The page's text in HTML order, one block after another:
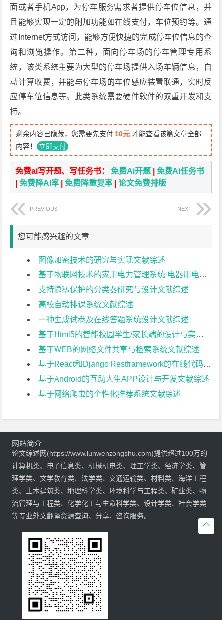
面或者手机App，为停车服务需求者提供停车位信息，并
且能够实现一定的附加功能如在线支付，车位预约等。通
过Internet方式访问，能够方便快捷的完成停车位信息的查
询和浏览操作。第二种，面向停车场的停车管理专用系
统，该类系统主要为大型的停车场提供入场车辆信息，自
动计算收费，并能与停车场的车位感应装置联通，实时反
应停车位信息等。此类系统需要硬件软件的双重开发和支
持。
剩余内容已隐藏，您需要先支付 10元 才能查看该篇文章全部
内容！ 立即支付
免费ai写开题、写任务书：免费Ai开题 |免费Ai任务书
|免费降AI率 |免费降重复率 |论文免费排版
PREVIOUS NEXT
您可能感兴趣的文章
图像加密技术的研究与实现文献综述
基于物联网技术的家用电力管理系统-电器用电量模拟子系统文献综述
支持隐私保护的分类器研究与设计文献综述
高校自动排课系统文献综述
一种生成试卷及在线答题系统设计文献综述
基于Html5的智能校园学生/家长端的设计与实现文献综述
基于WEB的网络文件共享与检索系统文献综述
基于React和Django Restframework的在线代码评测系统文献综述
基于Android的互助人生APP设计与开发文献综述
基于网络爬虫的个性化推荐系统文献综述

网站简介
论文综述网(https://www.lunwenzongshu.com)提供超过100万的
计算机类、电子信息类、机械机电类、理工学类、经济学类、管
理学类、文学教育类、法学类、交通运输类、材料类、海洋工程
类、土木建筑类、地理科学类、环境科学与工程类、矿业类、物
流管理与工程类、化学化工与生命科学类、设计学类、社会学类
等专业外文翻译资源查询、分享、咨询服务。